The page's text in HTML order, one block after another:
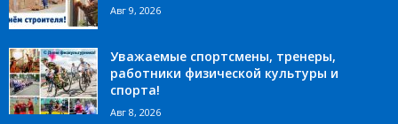
Авг 9, 2026
Уважаемые спортсмены, тренеры,
работники физической культуры и
спорта!
Авг 8, 2026